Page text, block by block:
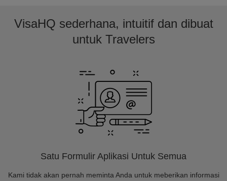
VisaHQ sederhana, intuitif dan dibuat
untuk Travelers
Satu Formulir Aplikasi Untuk Semua
Kami tidak akan pernah meminta Anda untuk meberikan informasi